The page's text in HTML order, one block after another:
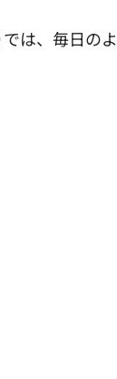
は、毎日の